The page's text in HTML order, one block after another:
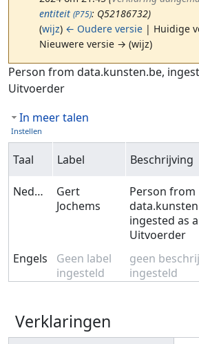
entiteit (P75): Q52186732)
(wijz) ← Oudere versie | Huidige
Nieuwere versie → (wijz)
Ga naar:navigatie,zoeken
Person from data.kunsten.be,
Uitvoerder
In meer talen
Instellen
Taal Label Beschrijving
Nederlands
Gert
Jochems
Person from
ingested as
Uitvoerder
Engels
Geen label
ingesteld
geen
ingesteld
Verklaringen